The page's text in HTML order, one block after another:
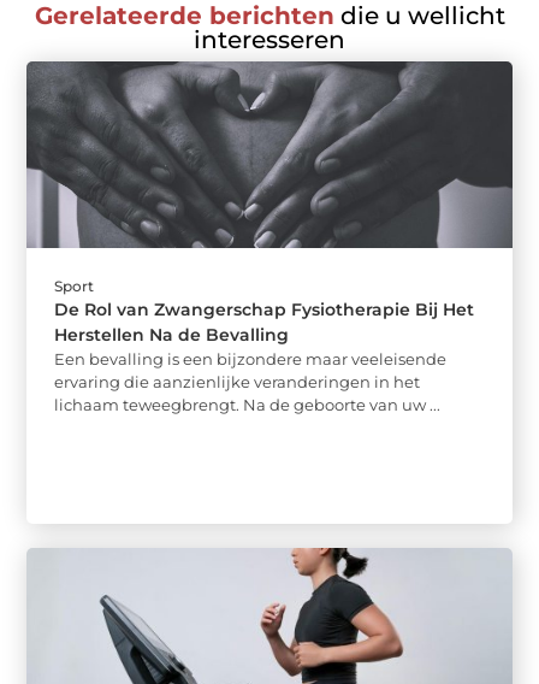
Gerelateerde berichten die u wellicht
interesseren
Sport
De Rol van Zwangerschap Fysiotherapie Bij Het
Herstellen Na de Bevalling
Een bevalling is een bijzondere maar veeleisende
ervaring die aanzienlijke veranderingen in het
lichaam teweegbrengt. Na de geboorte van uw ...